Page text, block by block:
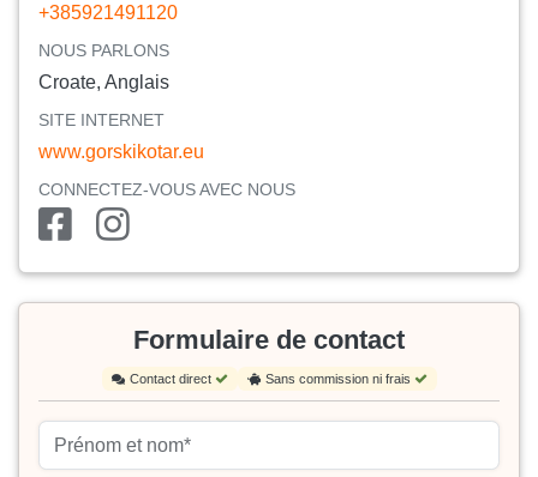
+385921491120
NOUS PARLONS
Croate, Anglais
SITE INTERNET
www.gorskikotar.eu
CONNECTEZ-VOUS AVEC NOUS
Formulaire de contact
Contact direct Sans commission ni frais